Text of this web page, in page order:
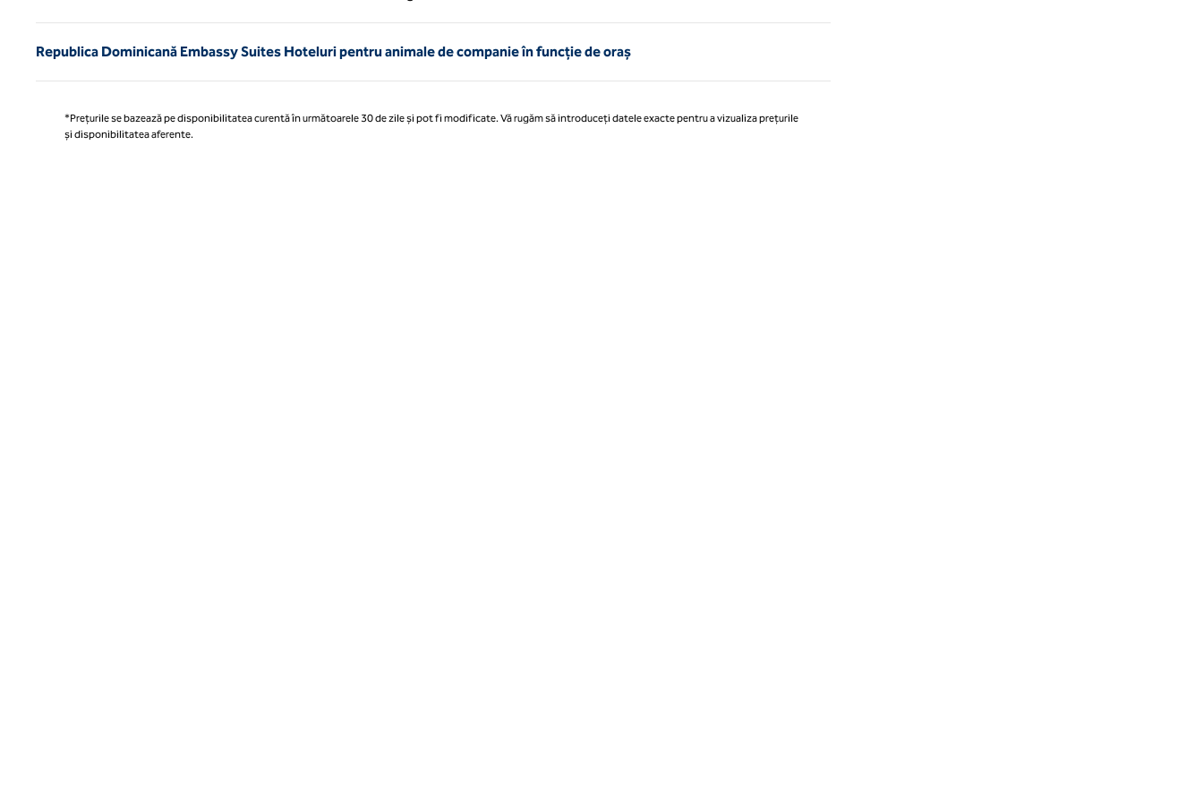
Republica Dominicană Embassy Suites Hoteluri pentru animale de companie în funcție de oraș
*Prețurile se bazează pe disponibilitatea curentă în următoarele 30 de zile și pot fi modificate. Vă rugăm să introduceți datele exacte pentru a vizualiza prețurile
și disponibilitatea aferente.